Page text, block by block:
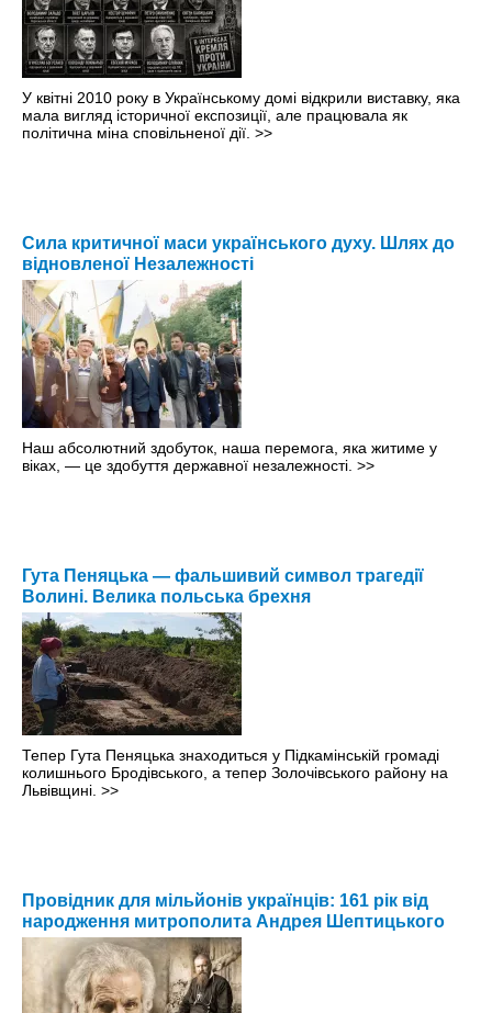
У квітні 2010 року в Українському домі відкрили виставку, яка
мала вигляд історичної експозиції, але працювала як
політична міна сповільненої дії. >>
Сила критичної маси українського духу. Шлях до
відновленої Незалежності
Наш абсолютний здобуток, наша перемога, яка житиме у
віках, — це здобуття державної незалежності. >>
Гута Пеняцька — фальшивий символ трагедії
Волині. Велика польська брехня
Тепер Гута Пеняцька знаходиться у Підкамінській громаді
колишнього Бродівського, а тепер Золочівського району на
Львівщині. >>
Провідник для мільйонів українців: 161 рік від
народження митрополита Андрея Шептицького